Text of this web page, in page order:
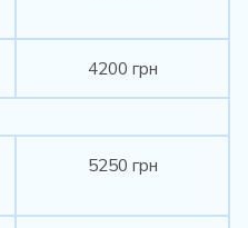
4200 грн
5250 грн